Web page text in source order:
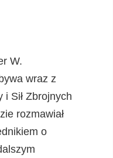
W.
wraz z
Sił Zbrojnych
rozmawiał
o